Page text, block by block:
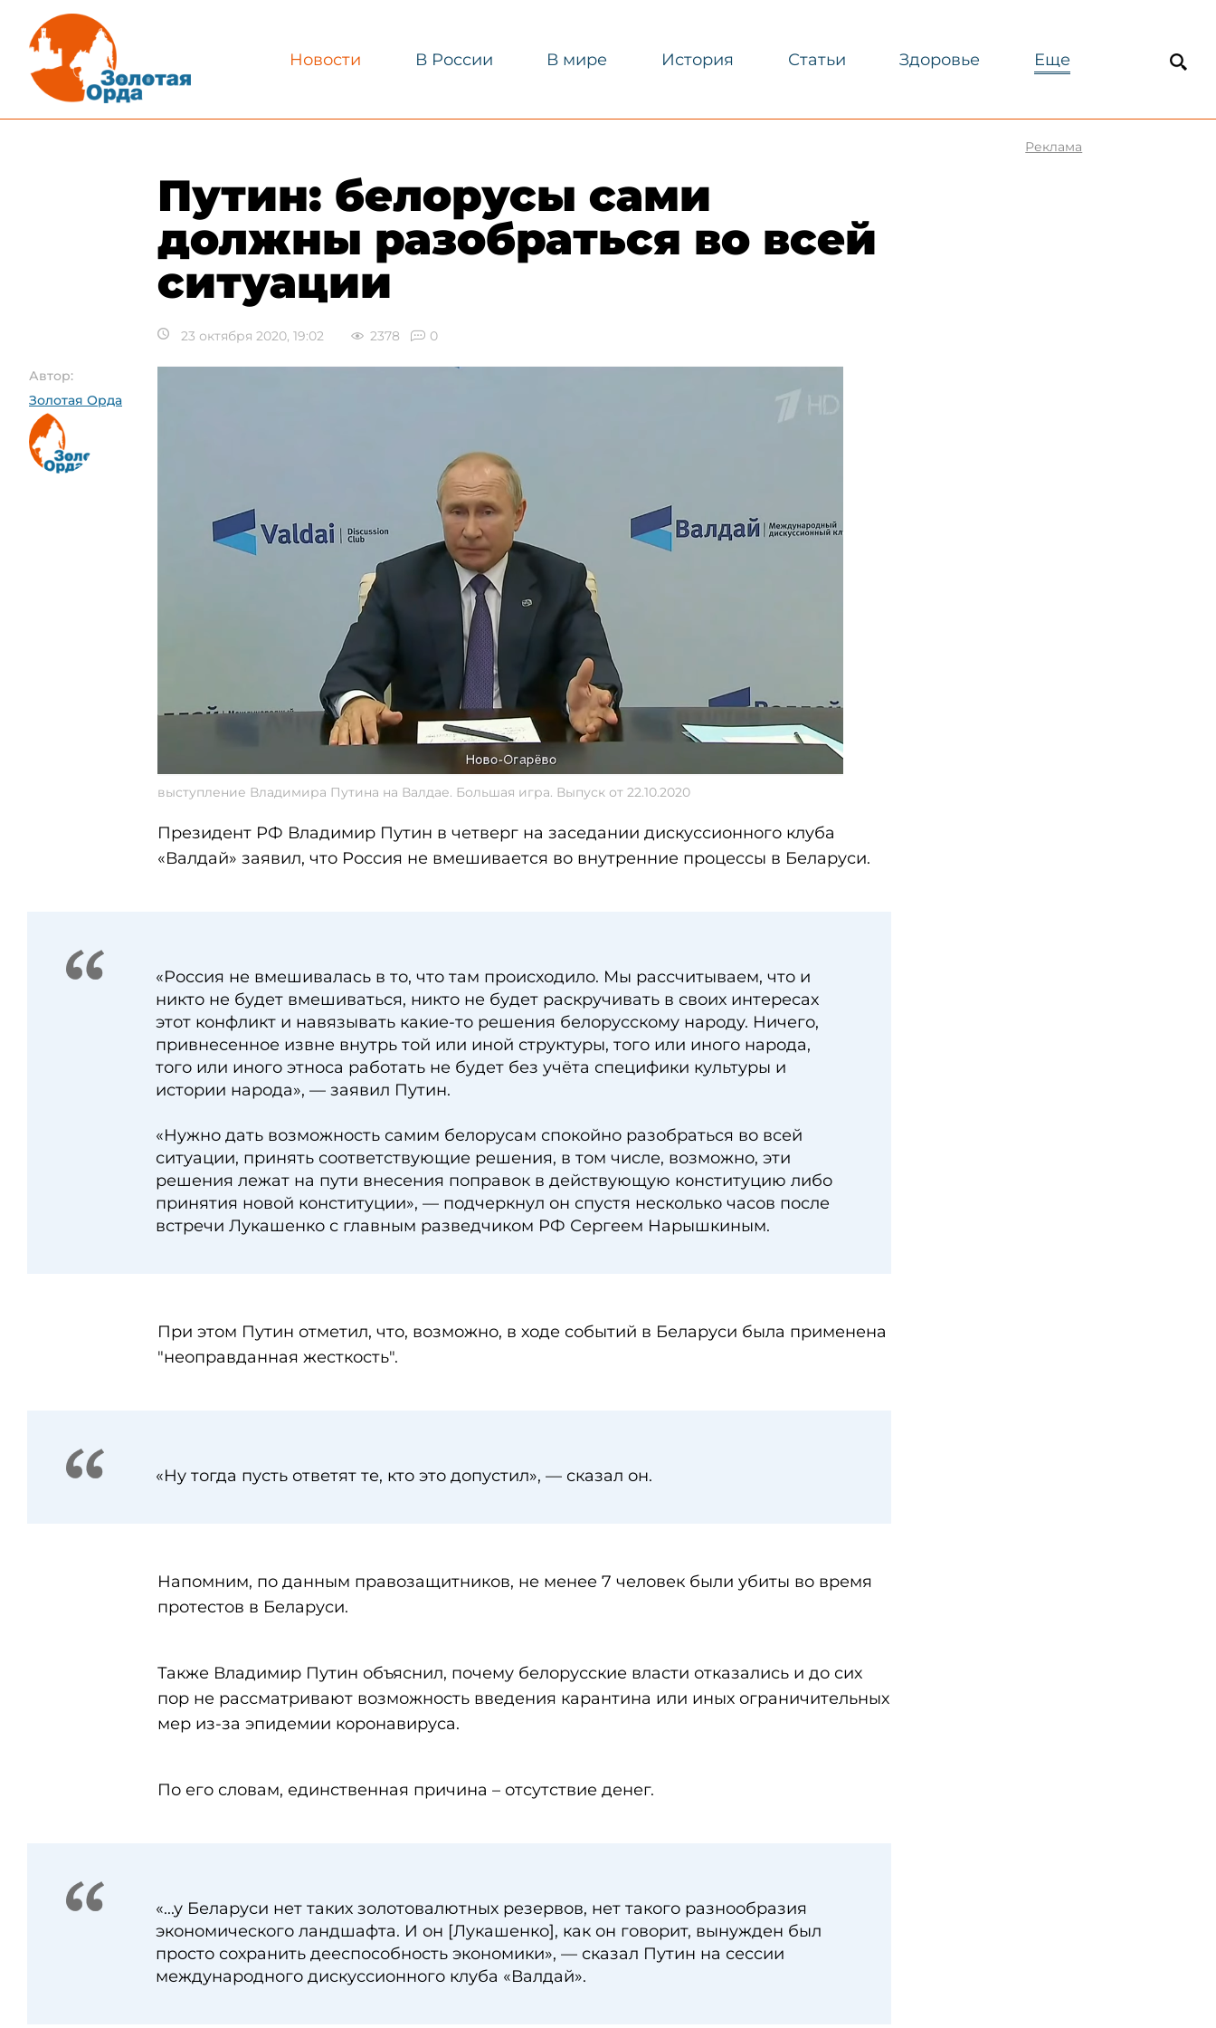
Новости В России В мире История Статьи Здоровье Еще
​Путин: белорусы сами
должны разобраться во всей
ситуации
23 октября 2020, 19:02 2378 0
Автор:
Золотая Орда
выступление Владимира Путина на Валдае. Большая игра. Выпуск от 22.10.2020
Президент РФ Владимир Путин в четверг на заседании дискуссионного клуба
«Валдай» заявил, что Россия не вмешивается во внутренние процессы в Беларуси.
«Россия не вмешивалась в то, что там происходило. Мы рассчитываем, что и
никто не будет вмешиваться, никто не будет раскручивать в своих интересах
этот конфликт и навязывать какие-то решения белорусскому народу. Ничего,
привнесенное извне внутрь той или иной структуры, того или иного народа,
того или иного этноса работать не будет без учёта специфики культуры и
истории народа», — заявил Путин.
«Нужно дать возможность самим белорусам спокойно разобраться во всей
ситуации, принять соответствующие решения, в том числе, возможно, эти
решения лежат на пути внесения поправок в действующую конституцию либо
принятия новой конституции», — подчеркнул он спустя несколько часов после
встречи Лукашенко с главным разведчиком РФ Сергеем Нарышкиным.
При этом Путин отметил, что, возможно, в ходе событий в Беларуси была применена
"неоправданная жесткость".
«Ну тогда пусть ответят те, кто это допустил», — сказал он.
Напомним, по данным правозащитников, не менее 7 человек были убиты во время
протестов в Беларуси.
Также Владимир Путин объяснил, почему белорусские власти отказались и до сих
пор не рассматривают возможность введения карантина или иных ограничительных
мер из-за эпидемии коронавируса.
По его словам, единственная причина – отсутствие денег.
«...у Беларуси нет таких золотовалютных резервов, нет такого разнообразия
экономического ландшафта. И он [Лукашенко], как он говорит, вынужден был
просто сохранить дееспособность экономики», — сказал Путин на сессии
международного дискуссионного клуба «Валдай».
Реклама